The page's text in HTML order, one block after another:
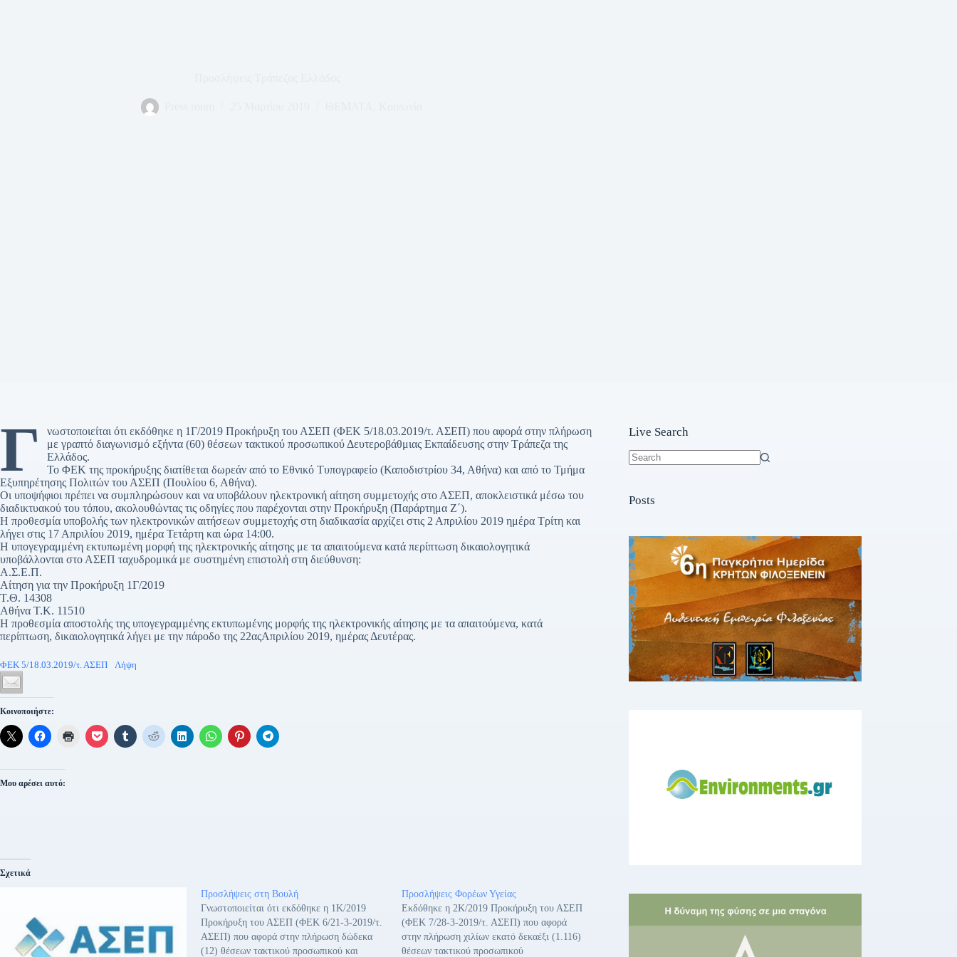
Γ
νωστοποιείται ότι εκδόθηκε η 1Γ/2019 Προκήρυξη του ΑΣΕΠ (ΦΕΚ 5/18.03.2019/τ. ΑΣΕΠ) που αφορά στην πλήρωση
με γραπτό διαγωνισμό εξήντα (60) θέσεων τακτικού προσωπικού Δευτεροβάθμιας Εκπαίδευσης στην Τράπεζα της
Ελλάδος.
Το ΦΕΚ της προκήρυξης διατίθεται δωρεάν από το Εθνικό Τυπογραφείο (Καποδιστρίου 34, Αθήνα) και από το Τμήμα
Εξυπηρέτησης Πολιτών του ΑΣΕΠ (Πουλίου 6, Αθήνα).
Οι υποψήφιοι πρέπει να συμπληρώσουν και να υποβάλουν ηλεκτρονική αίτηση συμμετοχής στο ΑΣΕΠ, αποκλειστικά μέσω του
διαδικτυακού του τόπου, ακολουθώντας τις οδηγίες που παρέχονται στην Προκήρυξη (Παράρτημα Ζ΄).
Η προθεσμία υποβολής των ηλεκτρονικών αιτήσεων συμμετοχής στη διαδικασία αρχίζει στις 2 Απριλίου 2019 ημέρα Τρίτη και
λήγει στις 17 Απριλίου 2019, ημέρα Τετάρτη και ώρα 14:00.
Η υπογεγραμμένη εκτυπωμένη μορφή της ηλεκτρονικής αίτησης με τα απαιτούμενα κατά περίπτωση δικαιολογητικά
υποβάλλονται στο ΑΣΕΠ ταχυδρομικά με συστημένη επιστολή στη διεύθυνση:
Α.Σ.Ε.Π.
Αίτηση για την Προκήρυξη 1Γ/2019
Τ.Θ. 14308
Αθήνα Τ.Κ. 11510
Η προθεσμία αποστολής της υπογεγραμμένης εκτυπωμένης μορφής της ηλεκτρονικής αίτησης με τα απαιτούμενα, κατά
περίπτωση, δικαιολογητικά λήγει με την πάροδο της 22αςΑπριλίου 2019, ημέρας Δευτέρας.
ΦΕΚ 5/18.03.2019/τ. ΑΣΕΠ Λήψη
Κοινοποιήστε:
Μου αρέσει αυτό:
Σχετικά
Προσλήψεις στη Βουλή
Γνωστοποιείται ότι εκδόθηκε η 1Κ/2019
Προκήρυξη του ΑΣΕΠ (ΦΕΚ 6/21-3-2019/τ.
ΑΣΕΠ) που αφορά στην πλήρωση δώδεκα
(12) θέσεων τακτικού προσωπικού και
Προσλήψεις Φορέων Υγείας
Εκδόθηκε η 2Κ/2019 Προκήρυξη του ΑΣΕΠ
(ΦΕΚ 7/28-3-2019/τ. ΑΣΕΠ) που αφορά
στην πλήρωση χιλίων εκατό δεκαέξι (1.116)
θέσεων τακτικού προσωπικού
Live Search
Posts